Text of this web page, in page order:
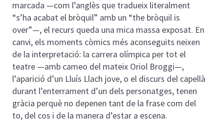
marcada —com l’anglès que tradueix literalment
“s’ha acabat el bròquil” amb un “the bròquil is
over”—, el recurs queda una mica massa exposat. En
canvi, els moments còmics més aconseguits neixen
de la interpretació: la carrera olímpica per tot el
teatre —amb cameo del mateix Oriol Broggi—,
l’aparició d’un Lluís Llach jove, o el discurs del capellà
durant l’enterrament d’un dels personatges, tenen
gràcia perquè no depenen tant de la frase com del
to, del cos i de la manera d’estar a escena.